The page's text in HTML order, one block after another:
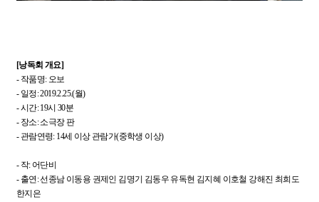
[낭독회 개요]
- 작품명: 오보
- 일정: 2019.2.25.(월)
- 시간: 19시 30분
- 장소: 소극장 판
- 관람연령: 14세 이상 관람가(중학생 이상)
- 작: 어단비
- 출연: 선종남 이동용 권제인 김명기 김동우 유독현 김지혜 이호철 강해진 최희도
한지은